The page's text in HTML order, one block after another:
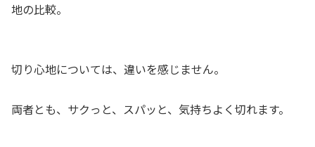
地の比較。
切り心地については、違いを感じません。
両者とも、サクっと、スパッと、気持ちよく切れます。